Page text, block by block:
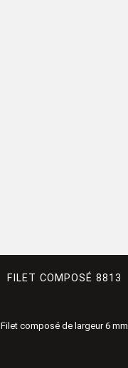
FILET COMPOSÉ 8813
Filet composé de largeur 6 mm